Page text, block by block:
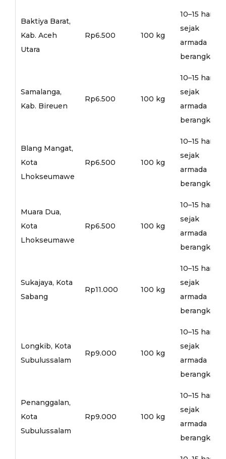
Baktiya Barat,
Kab. Aceh
Utara
Rp6.500 100 kg
10–15 hari
sejak
armada
berangkat
Samalanga,
Kab. Bireuen
Rp6.500 100 kg
10–15 hari
sejak
armada
berangkat
Blang Mangat,
Kota
Lhokseumawe
Rp6.500 100 kg
10–15 hari
sejak
armada
berangkat
Muara Dua,
Kota
Lhokseumawe
Rp6.500 100 kg
10–15 hari
sejak
armada
berangkat
Sukajaya, Kota
Sabang
Rp11.000 100 kg
10–15 hari
sejak
armada
berangkat
Longkib, Kota
Subulussalam
Rp9.000 100 kg
10–15 hari
sejak
armada
berangkat
Penanggalan,
Kota
Subulussalam
Rp9.000 100 kg
10–15 hari
sejak
armada
berangkat